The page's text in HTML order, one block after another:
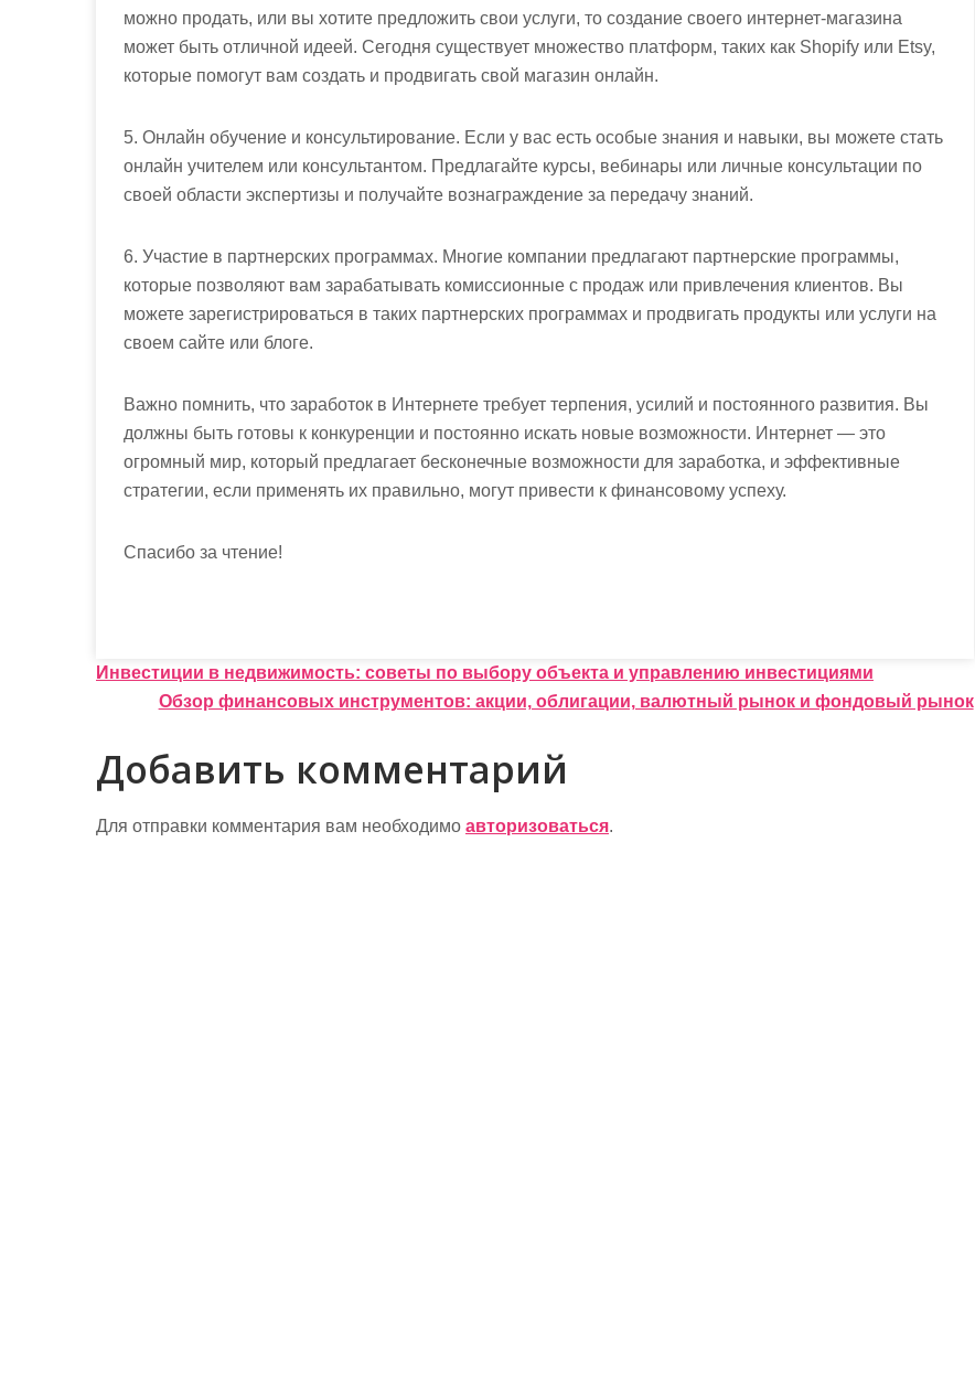
можно продать, или вы хотите предложить свои услуги, то создание своего интернет-магазина
может быть отличной идеей. Сегодня существует множество платформ, таких как Shopify или Etsy,
которые помогут вам создать и продвигать свой магазин онлайн.
5. Онлайн обучение и консультирование. Если у вас есть особые знания и навыки, вы можете стать
онлайн учителем или консультантом. Предлагайте курсы, вебинары или личные консультации по
своей области экспертизы и получайте вознаграждение за передачу знаний.
6. Участие в партнерских программах. Многие компании предлагают партнерские программы,
которые позволяют вам зарабатывать комиссионные с продаж или привлечения клиентов. Вы
можете зарегистрироваться в таких партнерских программах и продвигать продукты или услуги на
своем сайте или блоге.
Важно помнить, что заработок в Интернете требует терпения, усилий и постоянного развития. Вы
должны быть готовы к конкуренции и постоянно искать новые возможности. Интернет — это
огромный мир, который предлагает бесконечные возможности для заработка, и эффективные
стратегии, если применять их правильно, могут привести к финансовому успеху.
Спасибо за чтение!
Н
в
и
г
Инвестиции в недвижимость: советы по выбору объекта и управлению инвестициями
Обзор финансовых инструментов: акции, облигации, валютный рынок и фондовый рынок
Добавить комментарий
Для отправки комментария вам необходимо авторизоваться.